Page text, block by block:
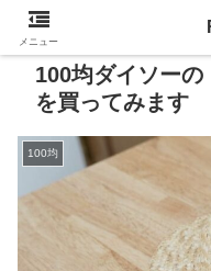
100均ダイソーの
を買ってみます
100均
メニュー